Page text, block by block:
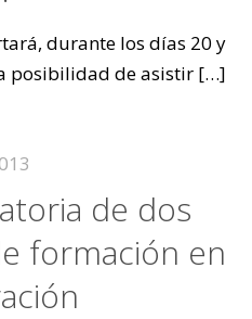
durante los días 20 y
posibilidad de asistir[…]
de dos
formación en